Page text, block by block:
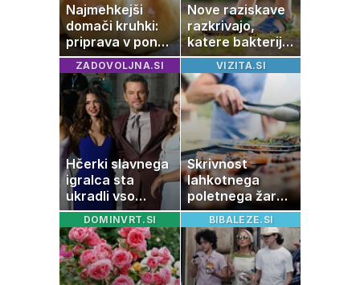
Najmehkejši
domači kruhki:
priprava v ponvi
je trik za popoln
rezultat
Nove raziskave
razkrivajo,
katere bakterije
na koži privlačijo
komarje
ZADOVOLJNA.SI
Hčerki slavnega
igralca sta
ukradli vso
pozornost
VIZITA.SI
Skrivnost
lahkotnega
poletnega žara,
po katerem ne
boste
potrebovali
popoldanskega
spanca
DOMINVRT.SI BIBALEZE.SI